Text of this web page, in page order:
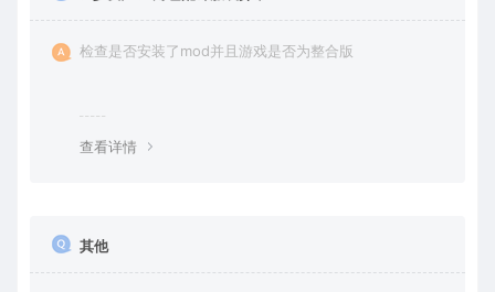
检查是否安装了mod并且游戏是否为整合版
查看详情
其他